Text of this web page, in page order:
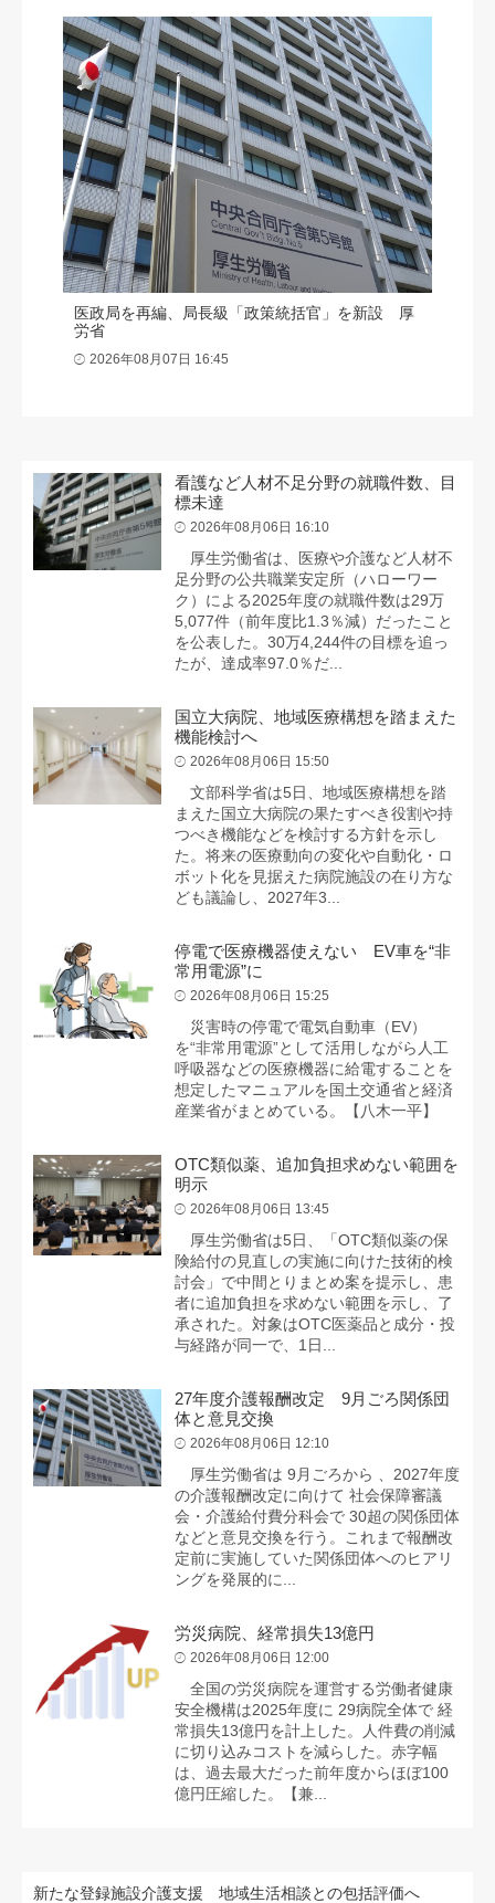
医政局を再編、局長級「政策統括官」を新設 厚
労省
2026年08月07日 16:45
看護など人材不足分野の就職件数、目
標未達
2026年08月06日 16:10
厚生労働省は、医療や介護など人材不
足分野の公共職業安定所（ハローワー
ク）による2025年度の就職件数は29万
5,077件（前年度比1.3％減）だったこと
を公表した。30万4,244件の目標を追っ
たが、達成率97.0％だ...
国立大病院、地域医療構想を踏まえた
機能検討へ
2026年08月06日 15:50
文部科学省は5日、地域医療構想を踏
まえた国立大病院の果たすべき役割や持
つべき機能などを検討する方針を示し
た。将来の医療動向の変化や自動化・ロ
ボット化を見据えた病院施設の在り方な
ども議論し、2027年3...
停電で医療機器使えない EV車を“非
常用電源”に
2026年08月06日 15:25
災害時の停電で電気自動車（EV）
を“非常用電源”として活用しながら人工
呼吸器などの医療機器に給電することを
想定したマニュアルを国土交通省と経済
産業省がまとめている。【八木一平】
OTC類似薬、追加負担求めない範囲を
明示
2026年08月06日 13:45
厚生労働省は5日、「OTC類似薬の保
険給付の見直しの実施に向けた技術的検
討会」で中間とりまとめ案を提示し、患
者に追加負担を求めない範囲を示し、了
承された。対象はOTC医薬品と成分・投
与経路が同一で、1日...
27年度介護報酬改定 9月ごろ関係団
体と意見交換
2026年08月06日 12:10
厚生労働省は 9月ごろから 、2027年度
の介護報酬改定に向けて 社会保障審議
会・介護給付費分科会で 30超の関係団体
などと意見交換を行う。これまで報酬改
定前に実施していた関係団体へのヒアリ
ングを発展的に...
労災病院、経常損失13億円
2026年08月06日 12:00
全国の労災病院を運営する労働者健康
安全機構は2025年度に 29病院全体で 経
常損失13億円を計上した。人件費の削減
に切り込みコストを減らした。赤字幅
は、過去最大だった前年度からほぼ100
億円圧縮した。【兼...
新たな登録施設介護支援 地域生活相談との包括評価へ